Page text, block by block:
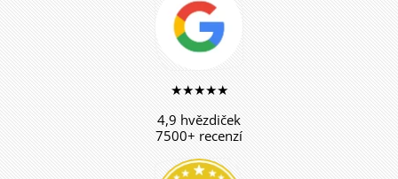
★★★★★
4,9 hvězdiček
7500+ recenzí